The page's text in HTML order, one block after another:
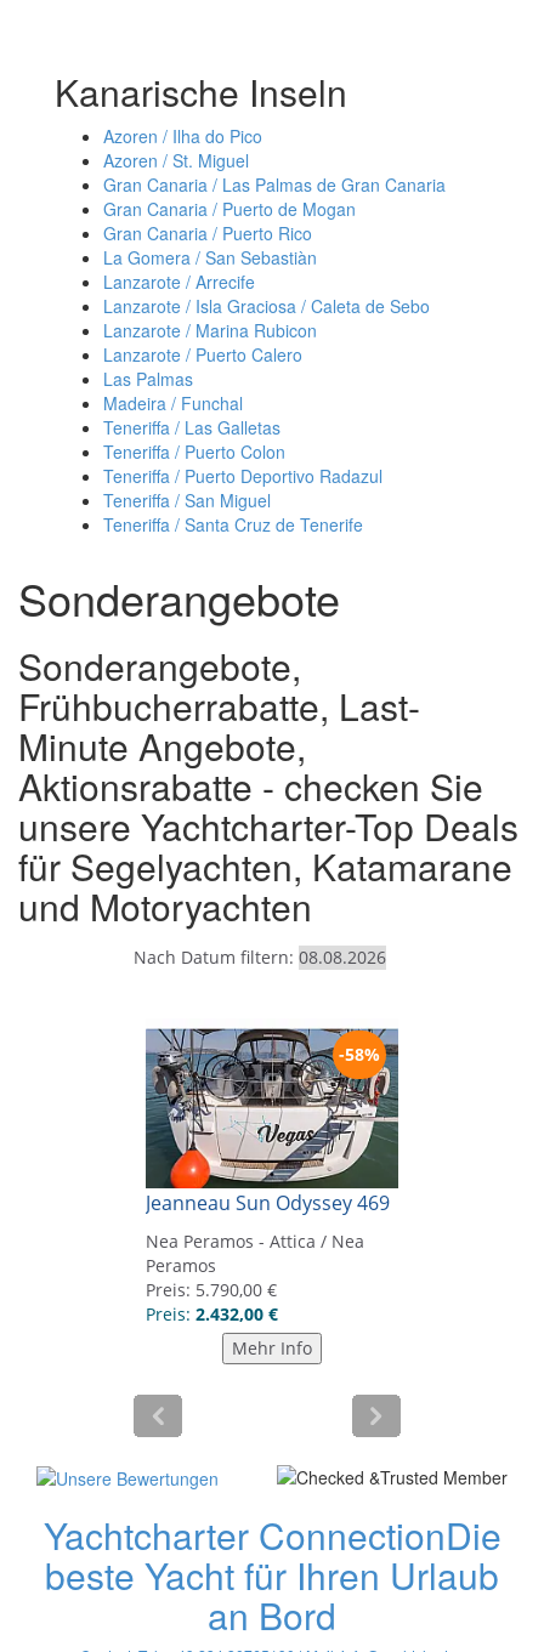
Kanarische Inseln
Azoren / Ilha do Pico
Azoren / St. Miguel
Gran Canaria / Las Palmas de Gran Canaria
Gran Canaria / Puerto de Mogan
Gran Canaria / Puerto Rico
La Gomera / San Sebastiàn
Lanzarote / Arrecife
Lanzarote / Isla Graciosa / Caleta de Sebo
Lanzarote / Marina Rubicon
Lanzarote / Puerto Calero
Las Palmas
Madeira / Funchal
Teneriffa / Las Galletas
Teneriffa / Puerto Colon
Teneriffa / Puerto Deportivo Radazul
Teneriffa / San Miguel
Teneriffa / Santa Cruz de Tenerife
Sonderangebote
Sonderangebote,
Frühbucherrabatte, Last-
Minute Angebote,
Aktionsrabatte - checken Sie
unsere Yachtcharter-Top Deals
für Segelyachten, Katamarane
und Motoryachten
Yachtcharter ConnectionDie
beste Yacht für Ihren Urlaub
an Bord